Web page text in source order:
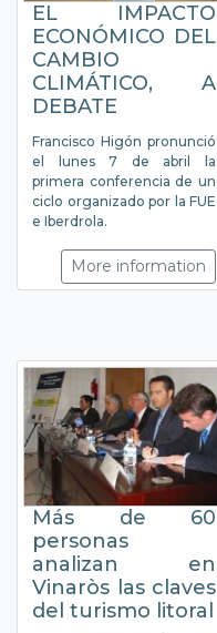
EL IMPACTO
ECONÓMICO DEL
CAMBIO
CLIMÁTICO, A
DEBATE
Francisco Higón pronunció
el lunes 7 de abril la
primera conferencia de un
ciclo organizado por la FUE
e Iberdrola.
More information
Más de 60
personas
analizan en
Vinaròs las claves
del turismo litoral